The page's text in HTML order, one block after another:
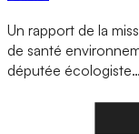
Un rapport de la
de santé
députée écologiste…